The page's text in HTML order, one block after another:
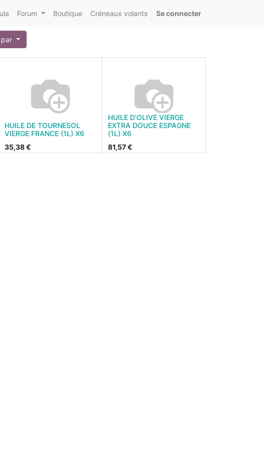
Forum Boutique Créneaux volants Se connecter
par
HUILE DE TOURNESOL
VIERGE FRANCE (1L) X6
35,38€
HUILE D'OLIVE VIERGE
EXTRA DOUCE ESPAGNE
(1L) X6
81,57€